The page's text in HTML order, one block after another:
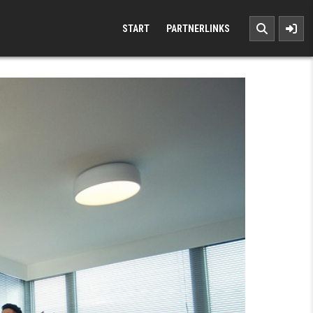
START PARTNERLINKS